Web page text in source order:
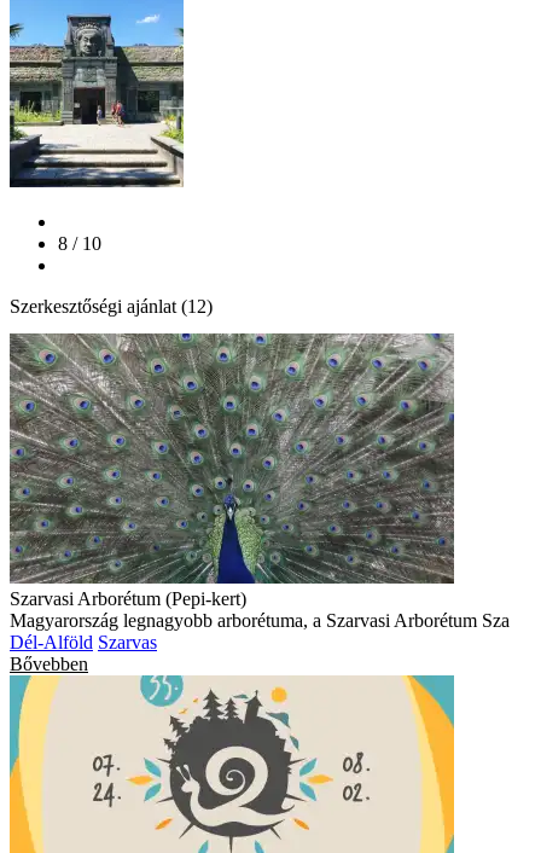
8 / 10
Szerkesztőségi ajánlat (12)
Szarvasi Arborétum (Pepi-kert)
Magyarország legnagyobb arborétuma, a Szarvasi Arborétum Sza
Dél-Alföld Szarvas
Bővebben